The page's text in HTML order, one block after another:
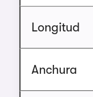
Longitud
Anchura